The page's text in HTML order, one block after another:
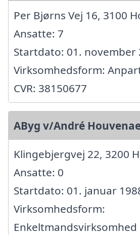
Per Bjørns Vej 16, 3100
Ansatte: 7
Startdato: 01. november
Virksomhedsform:
CVR: 38150677
AByg v/André
Klingebjergvej 22, 3200
Ansatte: 0
Startdato: 01. januar
Virksomhedsform:
Enkeltmandsvirksomhed